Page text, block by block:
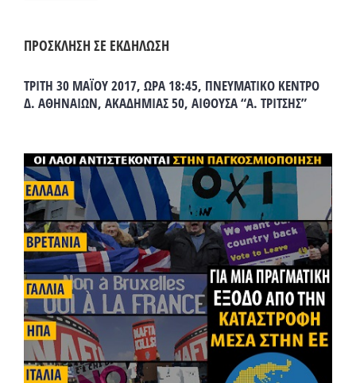
ΠΡΟΣΚΛΗΣΗ ΣΕ ΕΚΔΗΛΩΣΗ
ΤΡΙΤΗ 30 ΜΑΪΟΥ 2017, ΩΡΑ 18:45, ΠΝΕΥΜΑΤΙΚΟ ΚΕΝΤΡΟ
Δ. ΑΘΗΝΑΙΩΝ, ΑΚΑΔΗΜΙΑΣ 50, ΑΙΘΟΥΣΑ “Α. ΤΡΙΤΣΗΣ”